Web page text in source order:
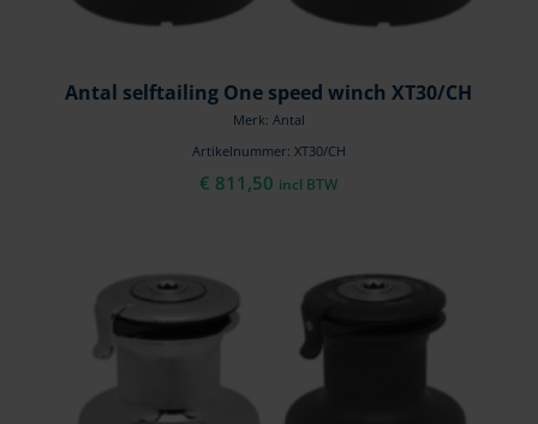
Antal selftailing One speed winch XT30/CH
Merk: Antal
Artikelnummer: XT30/CH
€ 811,50 incl BTW